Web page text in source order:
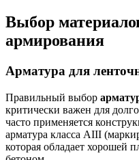
Выбор
армирования
Арматура для
Правильный выбор
критически важен для
часто применяется
арматура класса AIII
которая обладает хорошей